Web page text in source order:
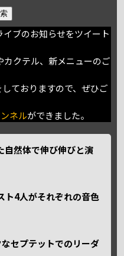
ブのお知らせをツイート
カクテル、新メニューのご
ておりますので、ぜひご
ネルができました。
自然体で伸び伸びと演
ト4人がそれぞれの音色
セプテットでのリーダ